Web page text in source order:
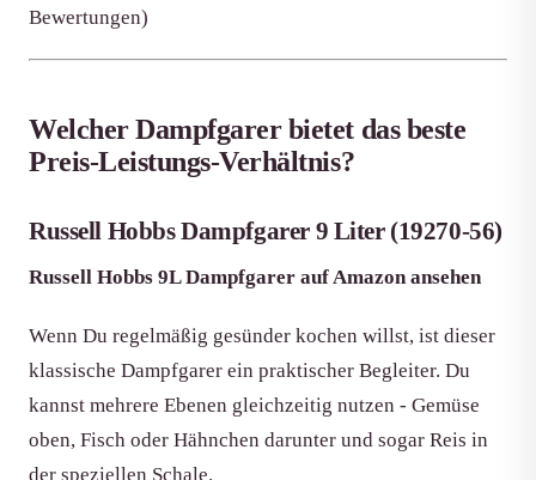
Bewertungen)
Welcher Dampfgarer bietet das beste
Preis-Leistungs-Verhältnis?
Russell Hobbs Dampfgarer 9 Liter (19270-56)
Russell Hobbs 9L Dampfgarer auf Amazon ansehen
Wenn Du regelmäßig gesünder kochen willst, ist dieser
klassische Dampfgarer ein praktischer Begleiter. Du
kannst mehrere Ebenen gleichzeitig nutzen - Gemüse
oben, Fisch oder Hähnchen darunter und sogar Reis in
der speziellen Schale.